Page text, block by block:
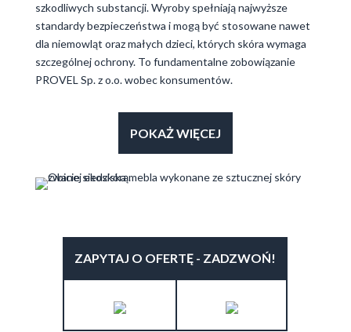
szkodliwych substancji. Wyroby spełniają najwyższe
standardy bezpieczeństwa i mogą być stosowane nawet
dla niemowląt oraz małych dzieci, których skóra wymaga
szczególnej ochrony. To fundamentalne zobowiązanie
PROVEL Sp. z o.o. wobec konsumentów.
POKAŻ WIĘCEJ
ZAPYTAJ O OFERTĘ - ZADZWOŃ!